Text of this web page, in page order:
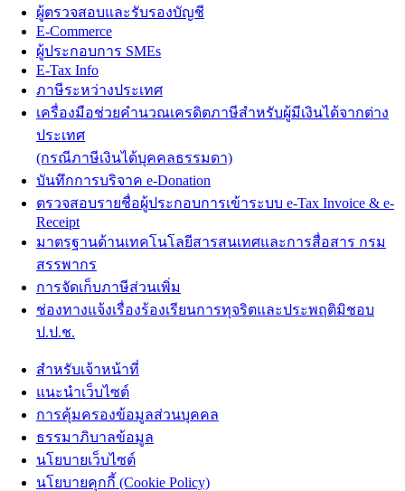
ผู้ตรวจสอบและรับรองบัญชี
E-Commerce
ผู้ประกอบการ SMEs
E-Tax Info
ภาษีระหว่างประเทศ
เครื่องมือช่วยคำนวณเครดิตภาษีสำหรับผู้มีเงินได้จากต่าง
ประเทศ
(กรณีภาษีเงินได้บุคคลธรรมดา)
บันทึกการบริจาค e-Donation
ตรวจสอบรายชื่อผู้ประกอบการเข้าระบบ e-Tax Invoice & e-
Receipt
มาตรฐานด้านเทคโนโลยีสารสนเทศและการสื่อสาร กรม
สรรพากร
การจัดเก็บภาษีส่วนเพิ่ม
ช่องทางแจ้งเรื่องร้องเรียนการทุจริตและประพฤติมิชอบ
ป.ป.ช.
สำหรับเจ้าหน้าที่
แนะนำเว็บไซต์
การคุ้มครองข้อมูลส่วนบุคคล
ธรรมาภิบาลข้อมูล
นโยบายเว็บไซต์
นโยบายคุกกี้ (Cookie Policy)